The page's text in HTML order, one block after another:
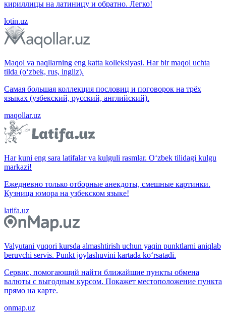
кириллицы на латиницу и обратно. Легко!
lotin.uz
Maqol va naqllarning eng katta kolleksiyasi. Har bir maqol uchta
tilda (o‘zbek, rus, ingliz).
Самая большая коллекция пословиц и поговорок на трёх
языках (узбекский, русский, английский).
maqollar.uz
Har kuni eng sara latifalar va kulguli rasmlar. O‘zbek tilidagi kulgu
markazi!
Ежедневно только отборные анекдоты, смешные картинки.
Кузница юмора на узбекском языке!
latifa.uz
Valyutani yuqori kursda almashtirish uchun yaqin punktlarni aniqlab
beruvchi servis. Punkt joylashuvini kartada ko‘rsatadi.
Сервис, помогающий найти ближайшие пункты обмена
валюты с выгодным курсом. Покажет местоположение пункта
прямо на карте.
onmap.uz